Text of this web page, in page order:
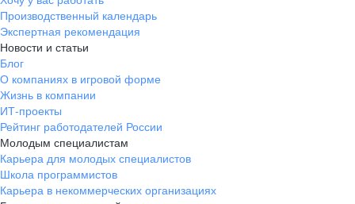
Производственный календарь
Экспертная рекомендация
Новости и статьи
Блог
О компаниях в игровой форме
Жизнь в компании
ИТ-проекты
Рейтинг работодателей России
Молодым специалистам
Карьера для молодых специалистов
Школа программистов
Карьера в некоммерческих организациях